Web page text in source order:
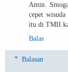
Amin.
cepet
itu di TMII
Balas
Balasan